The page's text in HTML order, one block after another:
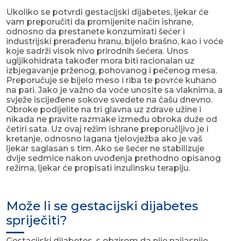
Ukoliko se potvrdi gestacijski dijabetes, ljekar će
vam preporučiti da promijenite način ishrane,
odnosno da prestanete konzumirati šećer i
industrijski prerađenu hranu, bijelo brašno, kao i voće
koje sadrži visok nivo prirodnih šećera. Unos
ugljikohidrata također mora biti racionalan uz
izbjegavanje prženog, pohovanog i pečenog mesa.
Preporučuje se bijelo meso i riba te povrće kuhano
na pari. Jako je važno da voće unosite sa vlaknima, a
svježe iscijeđene sokove svedete na čašu dnevno.
Obroke podijelite na tri glavna uz zdrave užine i
nikada ne pravite razmake između obroka duže od
četiri sata. Uz ovaj režim ishrane preporučljivo je i
kretanje, odnosno lagana tjelovježba ako je vaš
ljekar saglasan s tim. Ako se šećer ne stabilizuje
dvije sedmice nakon uvođenja prethodno opisanog
režima, ljekar će propisati inzulinsku terapiju.
Može li se gestacijski dijabetes
spriječiti?